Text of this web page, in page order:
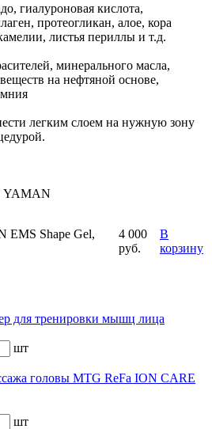
гиалуроновая кислота,
протеогликан, алое, кора
листья периллы и т.д.
минерального масла,
на нефтяной основе,
легким слоем на нужную зону
YAMAN
EMS Shape Gel,
4 000
руб.
В
корзину
для тренировки мышц лица
шт
головы MTG ReFa ION CARE
шт